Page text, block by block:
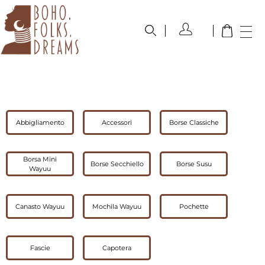
Abbigliamento Accessori Borse Classiche
Borsa Mini
Wayuu
Borse Secchiello Borse Susu
Canasto Wayuu Mochila Wayuu Pochette
Fascie Capotera